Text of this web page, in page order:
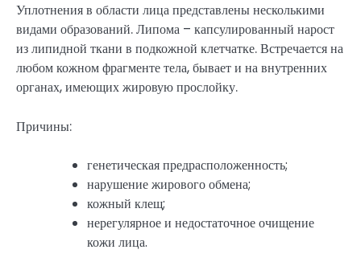
Уплотнения в области лица представлены несколькими
видами образований. Липома – капсулированный нарост
из липидной ткани в подкожной клетчатке. Встречается на
любом кожном фрагменте тела, бывает и на внутренних
органах, имеющих жировую прослойку.
Причины:
генетическая предрасположенность;
нарушение жирового обмена;
кожный клещ;
нерегулярное и недостаточное очищение
кожи лица.